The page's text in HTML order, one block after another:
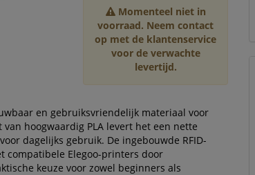
Momenteel niet in
voorraad. Neem contact
op met de klantenservice
voor de verwachte
levertijd.
en gebruiksvriendelijk materiaal voor
hoogwaardig PLA levert het een nette
dagelijks gebruik. De ingebouwde RFID-
compatibele Elegoo-printers door
keuze voor zowel beginners als